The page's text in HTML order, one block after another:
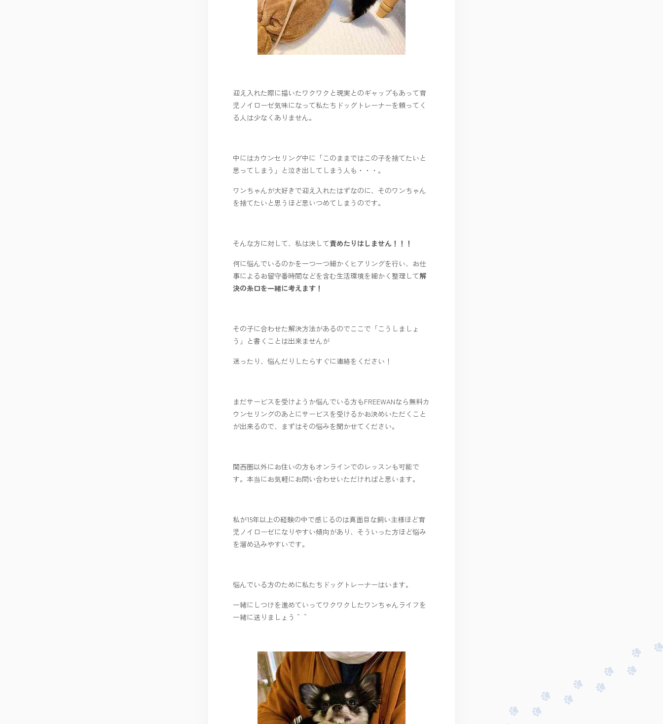
迎え入れた際に描いたワクワクと現実とのギャップもあって育
児ノイローゼ気味になって私たちドッグトレーナーを頼ってく
る人は少なくありません。
中にはカウンセリング中に「このままではこの子を捨てたいと
思ってしまう」と泣き出してしまう人も・・・。
ワンちゃんが大好きで迎え入れたはずなのに、そのワンちゃん
を捨てたいと思うほど思いつめてしまうのです。
そんな方に対して、私は決して責めたりはしません！！！
何に悩んでいるのかを一つ一つ細かくヒアリングを行い、お仕
事によるお留守番時間などを含む生活環境を細かく整理して解
決の糸口を一緒に考えます！
その子に合わせた解決方法があるのでここで「こうしましょ
う」と書くことは出来ませんが
迷ったり、悩んだりしたらすぐに連絡をください！
まだサービスを受けようか悩んでいる方もFREEWANなら無料カ
ウンセリングのあとにサービスを受けるかお決めいただくこと
が出来るので、まずはその悩みを聞かせてください。
関西圏以外にお住いの方もオンラインでのレッスンも可能で
す。本当にお気軽にお問い合わせいただければと思います。
私が15年以上の経験の中で感じるのは真面目な飼い主様ほど育
児ノイローゼになりやすい傾向があり、そういった方ほど悩み
を溜め込みやすいです。
悩んでいる方のために私たちドッグトレーナーはいます。
一緒にしつけを進めていってワクワクしたワンちゃんライフを
一緒に送りましょう＾＾